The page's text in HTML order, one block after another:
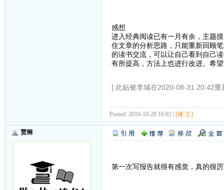
感想
进入经典阅读已有一月有余，主题
住文章的分析思路，只能重新回顾
的读书交流，可以让自己看到自己
有所提高，方法上也进行改进。希
[ 此贴被李城在2020-08-31 20:42重
Posted: 2019-10-28 16:02 | [楼 主]
贾桐
第一次写报告就很有感觉，真的很